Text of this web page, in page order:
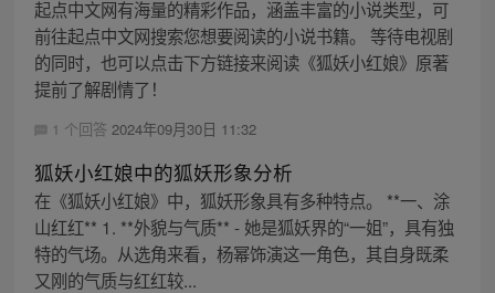
起点中文网有海量的精彩作品，涵盖丰富的小说类型，可
前往起点中文网搜索您想要阅读的小说书籍。 等待电视剧
的同时，也可以点击下方链接来阅读《狐妖小红娘》原著
提前了解剧情了！
1 个回答 2024年09月30日 11:32
狐妖小红娘中的狐妖形象分析
在《狐妖小红娘》中，狐妖形象具有多种特点。 **一、涂
山红红** 1. **外貌与气质** - 她是狐妖界的“一姐”，具有独
特的气场。从选角来看，杨幂饰演这一角色，其自身既柔
又刚的气质与红红较...